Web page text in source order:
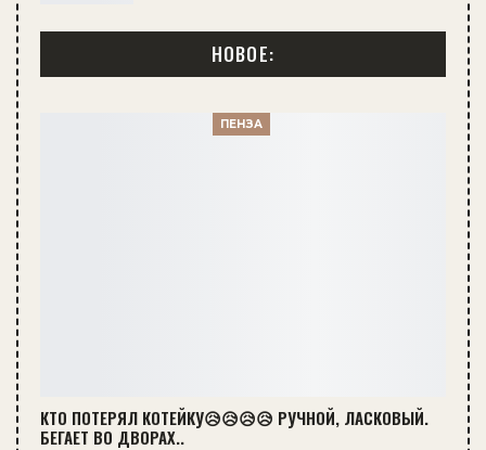
НОВОЕ:
ПЕНЗА
КТО ПОТЕРЯЛ КОТЕЙКУ😥😥😥😥 РУЧНОЙ, ЛАСКОВЫЙ.
БЕГАЕТ ВО ДВОРАХ..